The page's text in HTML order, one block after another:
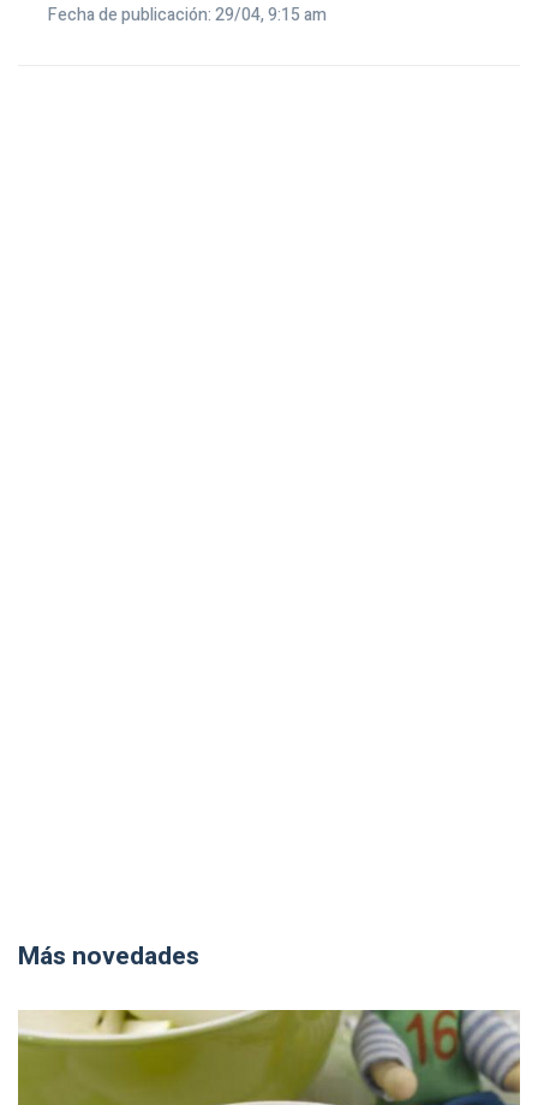
Fecha de publicación: 29/04, 9:15 am
Más novedades